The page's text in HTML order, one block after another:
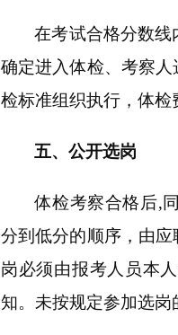
在考试合格分数线
确定进入体检、考察
检标准组织执行，体检
五、公开选岗
体检考察合格后,
分到低分的顺序，由
岗必须由报考人员本
知。未按规定参加选岗